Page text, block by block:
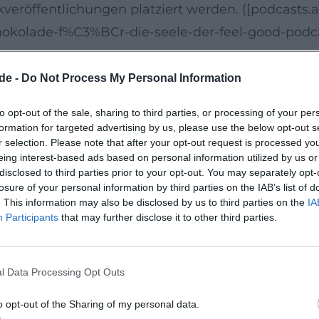
- Do Not Process My Personal Information
opt-out of the sale, sharing to third parties, or processing of your
for targeted advertising by us, please use the below opt-out
selection. Please note that after your opt-out request is processed
interest-based ads based on personal information utilized by us
to third parties prior to your opt-out. You may separately
of your personal information by third parties on the IAB’s list of
This information may also be disclosed by us to third parties on the
Participants that may further disclose it to other third parties.
Data Processing Opt Outs
opt-out of the Sharing of my personal data.
platziert werden.
f%C3%BCr-die-seele-der-feel-good-
Tiefgang und Interaktion
Bühnenproduktionen, bei denen die
präzise gesetzt wird. „Eine Reise zum
und interaktiven Passagen. Der
Setlist der Themen, und um den
sich Kattilathus Erfahrung: Timing,
und Debatte
Selbsthilfe-Literatur. Während
Botschaften hinterfragen. Medienbeiträge
Komplexität. Für die kulturjournalistische
massenhafter Anschlussfähigkeit,